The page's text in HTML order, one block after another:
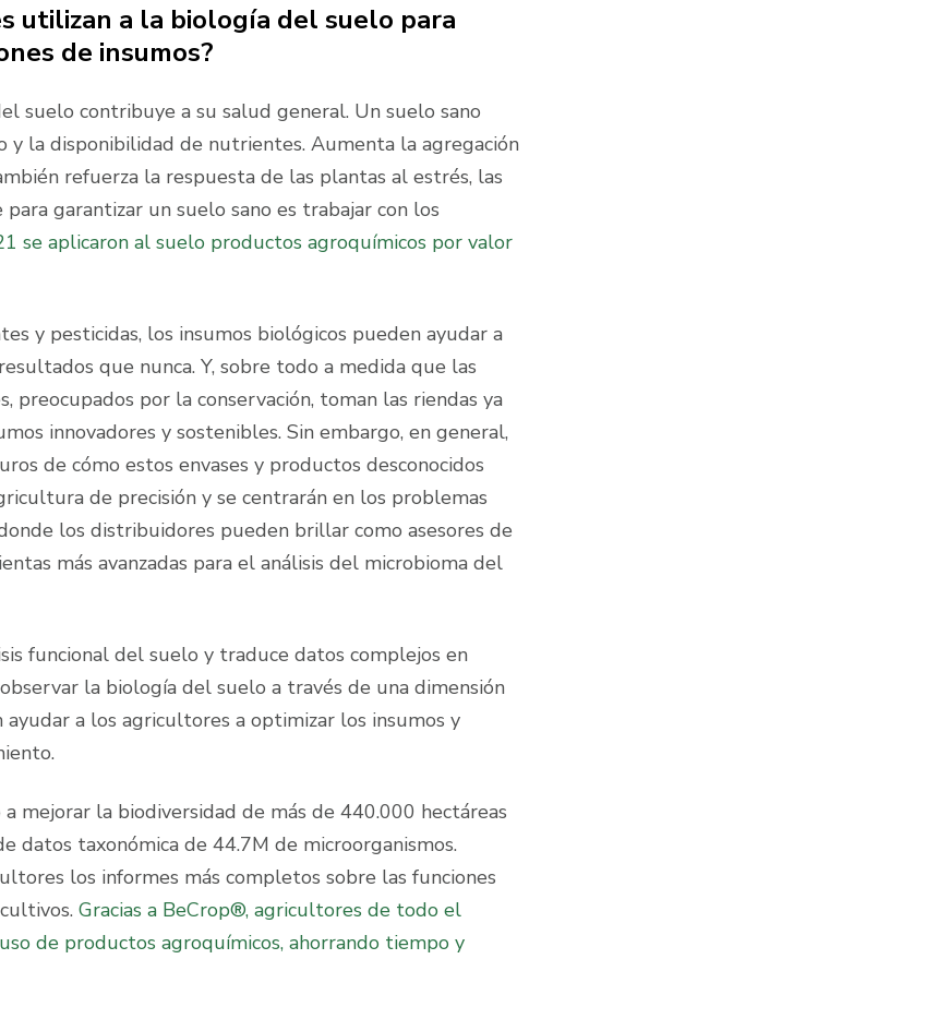
utilizan a la biología del suelo para
de insumos?
suelo contribuye a su salud general. Un suelo sano
y la disponibilidad de nutrientes. Aumenta la agregación
refuerza la respuesta de las plantas al estrés, las
garantizar un suelo sano es trabajar con los
se aplicaron al suelo productos agroquímicos por valor
y pesticidas, los insumos biológicos pueden ayudar a
que nunca. Y, sobre todo a medida que las
preocupados por la conservación, toman las riendas ya
innovadores y sostenibles. Sin embargo, en general,
de cómo estos envases y productos desconocidos
de precisión y se centrarán en los problemas
los distribuidores pueden brillar como asesores de
más avanzadas para el análisis del microbioma del
funcional del suelo y traduce datos complejos en
la biología del suelo a través de una dimensión
a los agricultores a optimizar los insumos y
mejorar la biodiversidad de más de 440.000 hectáreas
datos taxonómica de 44.7M de microorganismos.
los informes más completos sobre las funciones
Gracias a BeCrop®, agricultores de todo el
de productos agroquímicos, ahorrando tiempo y